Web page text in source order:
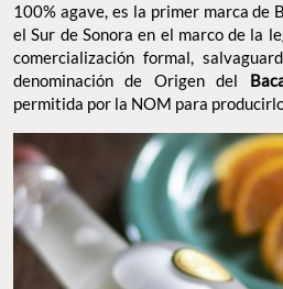
100% agave, es la primer marca de
el Sur de Sonora en el marco de la
comercialización formal,
denominación de Origen del
permitida por la NOM para